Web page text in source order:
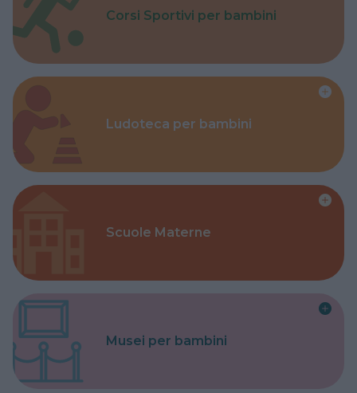
Corsi Sportivi per bambini
Ludoteca per bambini
Scuole Materne
Musei per bambini